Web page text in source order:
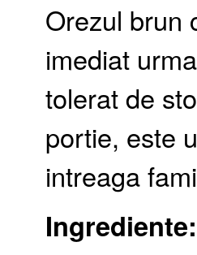
Orezul brun
imediat
tolerat de
portie, este
intreaga
Ingrediente: